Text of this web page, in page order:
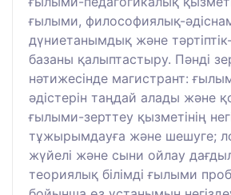
ғылыми, философиялық-
дүниетанымдық және
базаны қалыптастыру. Пәнді
нәтижесінде магистрант:
әдістерін таңдай алады және
ғылыми-зерттеу қызметінің
тұжырымдауға және шешуге;
жүйелі және сыни ойлау
теориялық білімді ғылыми